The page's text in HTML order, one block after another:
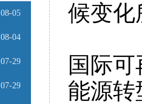
08-05
08-04
07-29
07-29
候变化
国际
能源转